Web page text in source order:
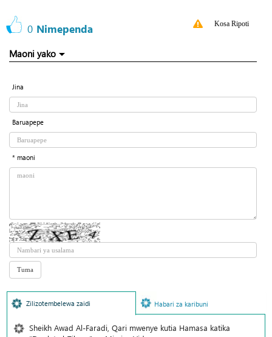
0 Nimependa Kosa Ripoti
Maoni yako
Jina
Baruapepe
* maoni
Zilizotembelewa zaidi Habari za karibuni
Sheikh Awad Al-Faradi, Qari mwenye kutia Hamasa katika